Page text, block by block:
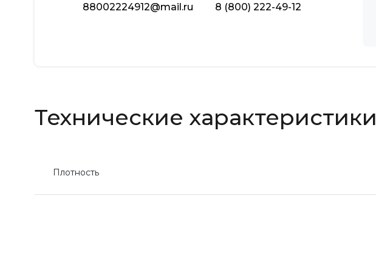
88002224912@mail.ru
8 (800) 222-49-12
Технические характеристики
Плотность